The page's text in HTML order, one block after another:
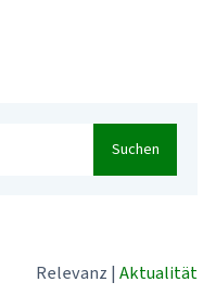
Suchen
Relevanz | Aktualität